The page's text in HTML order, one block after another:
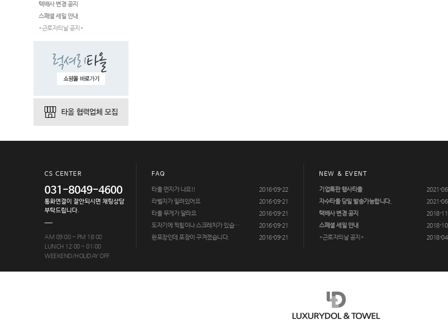
택배사 변경 공지
스페셜 세일 안내
*근로자의날 공지*
CS CENTER
031-8049-4600
통화연결이 잘안되시면 채팅상담
부탁드립니다.
AM 09:00 ~ PM 18:00
LUNCH 12:00 ~ 01:00
WEEKEND/HOLIDAY OFF
FAQ
타올 먼지가 나요!!
2016-09-22
라벨지가 밀려있어요
2016-09-21
타올 무게가 달라요
2016-09-21
도자기에 찍힘이나 스크레치가 있습…
2016-09-21
완포장인데 포장이 구겨졌습니다.
2016-09-21
NEW & EVENT
기업특판 행사타올
2021-
자수타올 당일 발송가능합니다.
2021-
택배사 변경 공지
2018-
스페셜 세일 안내
2018-
*근로자의날 공지*
2018-